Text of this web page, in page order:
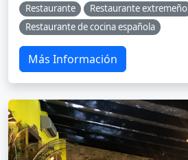
Restaurante
Restaurante extremeño
Restaurante de cocina española
Más Información